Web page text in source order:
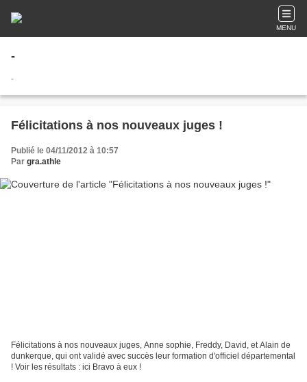
MENU
-
-
Félicitations à nos nouveaux juges !
Publié le 04/11/2012 à 10:57
Par gra.athle
Félicitations à nos nouveaux juges, Anne sophie, Freddy, David, et Alain de
dunkerque, qui ont validé avec succès leur formation d'officiel départemental
! Voir les résultats : ici Bravo à eux !